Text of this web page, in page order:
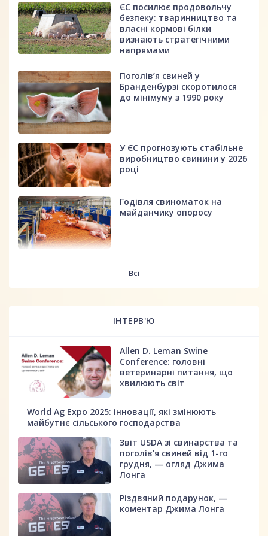
ЄС посилює продовольчу
безпеку: тваринництво та
власні кормові білки
визнають стратегічними
напрямами
Поголів’я свиней у
Бранденбурзі скоротилося
до мінімуму з 1990 року
У ЄС прогнозують стабільне
виробництво свинини у 2026
році
Годівля свиноматок на
майданчику опоросу
Всі
ІНТЕРВ'Ю
Allen D. Leman Swine
Conference: головні
ветеринарні питання, що
хвилюють світ
World Ag Expo 2025: інновації, які змінюють
майбутнє сільського господарства
Звіт USDA зі свинарства та
поголів'я свиней від 1-го
грудня, — огляд Джима
Лонга
Різдвяний подарунок, —
коментар Джима Лонга